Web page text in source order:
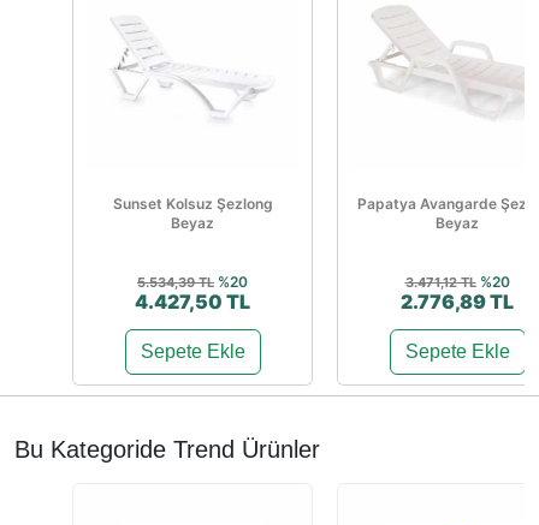
Sunset Kolsuz Şezlong
Beyaz
5.534,39 TL %20
4.427,50 TL
Sepete Ekle
Papatya Avangarde
Beyaz
3.471,12 TL %20
2.776,89 TL
Sepete Ekle
Bu Kategoride Trend Ürünler